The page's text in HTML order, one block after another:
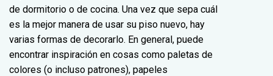
de dormitorio o de cocina. Una vez que sepa cuál
es la mejor manera de usar su piso nuevo, hay
varias formas de decorarlo. En general, puede
encontrar inspiración en cosas como paletas de
colores (o incluso patrones), papeles